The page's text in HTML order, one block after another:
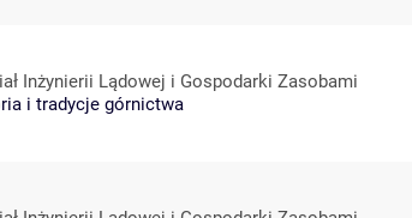
Inżynierii Lądowej i Gospodarki Zasobami
i tradycje górnictwa